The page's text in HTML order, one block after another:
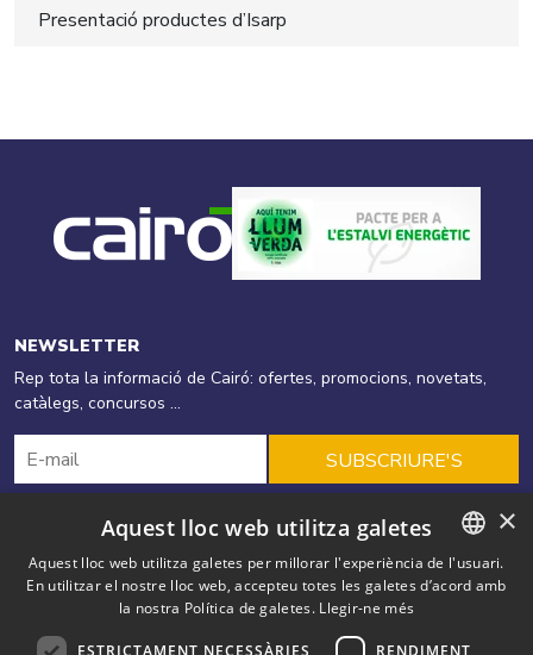
Presentació productes d’Isarp
Cairó Productes
Energies Renovables
Eficiència Energètica
Ofertes Solucions Blog
Outlet
NEWSLETTER
Rep tota la informació de Cairó: ofertes, promocions, novetats,
catàlegs, concursos ...
SUBSCRIURE'S
CATALAN
×
Aquest lloc web utilitza galetes
Aquest lloc web utilitza galetes per millorar l'experiència de l'usuari.
En utilitzar el nostre lloc web, accepteu totes les galetes d’acord amb
la nostra Política de galetes. Llegir-ne més
ESTRICTAMENT NECESSÀRIES RENDIMENT